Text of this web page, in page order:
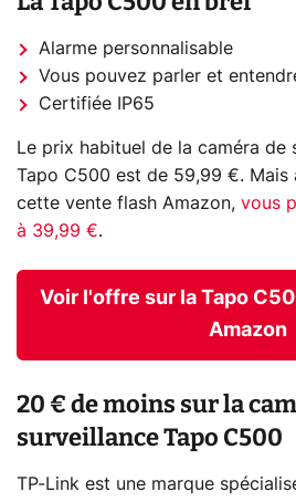
Alarme personnalisable
Vous pouvez parler et
Certifiée IP65
Le prix habituel de la caméra de
Tapo C500 est de 59,99 €. Mais
cette vente flash Amazon, vous
à 39,99 €.
Voir l'offre sur la Tapo
Amazon
20 € de moins sur la
surveillance Tapo C500
TP-Link est une marque